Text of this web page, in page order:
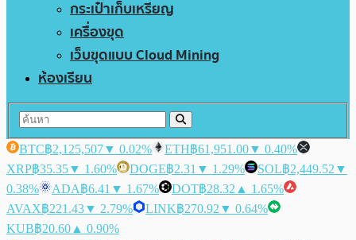
กระเป๋าเก็บเหรียญ
เครื่องขุด
เว็บขุดแบบ Cloud Mining
ห้องเรียน
BTC฿2,125,507▼ 0.02% ETH฿61,951.00▼ 0.40%
XRP฿35.35▼ 1.60% DOGE฿2.31 ▼ 1.29% SOL฿2,449.52 ▼
0.38%
ADA฿6.41 ▼ 1.67% DOT฿28.32 ▲ 1.65%
AVAX฿221.43▼ 2.79% LINK฿270.92 ▼ 0.64%
KUB฿20.60 ▲ 0.90%